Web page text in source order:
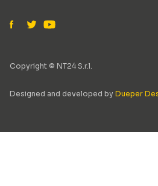
Copyright © NT24 S.r.l.
Designed and developed by Dueper